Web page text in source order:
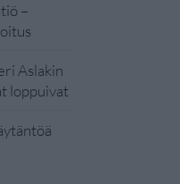
–
Aslakin
loppuivat